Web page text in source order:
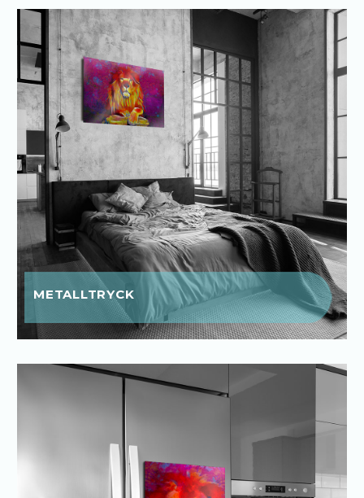
METALLTRYCK
METALLTRYCK